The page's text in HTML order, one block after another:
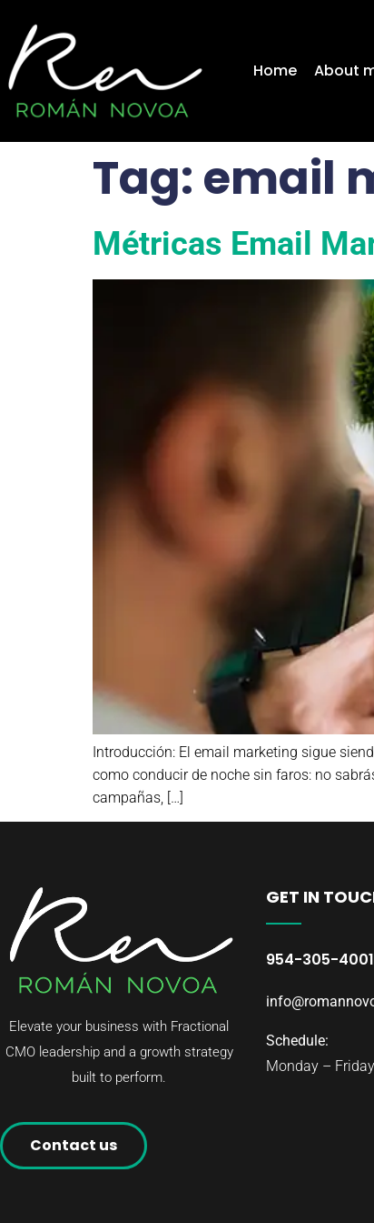
Home About
Tag: email
Métricas Email
Introducción: El email marketing sigue
como conducir de noche sin faros: no
campañas, […]
Elevate your business with Fractional
CMO leadership and a growth strategy
built to perform.
Contact us
GET IN
954-305-4001
Schedule:
Monday –